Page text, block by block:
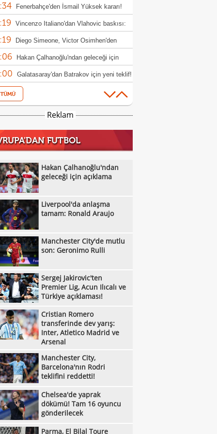
Fenerbahçe'den İsmail Yüksek kararı!
Vincenzo Italiano'dan Vlahovic baskısı:
bekliyorum"
Diego Simeone, Victor Osimhen'den
Hakan Çalhanoğlu'ndan geleceği için
Galatasaray'dan Batrakov için yeni teklif!
Fenerbahçe'de kader adamı Talisca
Fenerbahçe, Real Madrid ile anlaştı! Sıra
galibiyet yorumu
Boluspor'dan sakatlık açıklaması:
Galatasaray, hazırlık maçında Villarreal'i
edecekOyuna girdi, 1 dakika sonra hastaneye
U17 Erkek Milliler, Sırbistan'ı geçerek
yükseldi!Liverpool'dan Barcola hamlesi! PSG'nin
dudak uçuklattı
Kayserispor'da tarihi gün! 15 transfer
Manisa FK, Bolu'da üç puanı kaptı!
Çorum FK, Jesus Ramirez'i kadrosuna
Fisnik Asllani'nin Leipzig'e transferi son
iptal oldu!
Erzurumspor, Ebosele ile anlaştı!
Metehan Altunbaş, Kocaelispor'da
Fenerbahçe'ye müjdeli haber: Romelu
Filenin Sultanları, Fransa'yı yine devirdi!
Manchester City'de mutlu son: Geronimo
Kıvanç Taşyaran ve Buğra Ünal, Avrupa
finale yükseldi
Altay, Tuna Üzümcü ile topbaşı yaptı
Sergej Jakirovic'ten Premier Lig, Acun
Reklam
FUTBOL
Hakan Çalhanoğlu'ndan
geleceği için açıklama
Liverpool'da anlaşma
tamam: Ronald Araujo
Manchester City'de mutlu
son: Geronimo Rulli
Sergej Jakirovic'ten
Premier Lig, Acun Ilıcalı ve
Türkiye açıklaması!
Cristian Romero
transferinde dev yarış:
Inter, Atletico Madrid ve
Arsenal
Manchester City,
Barcelona'nın Rodri
teklifini reddetti!
Chelsea'de yaprak
dökümü! Tam 16 oyuncu
gönderilecek
Parma, El Bilal Toure